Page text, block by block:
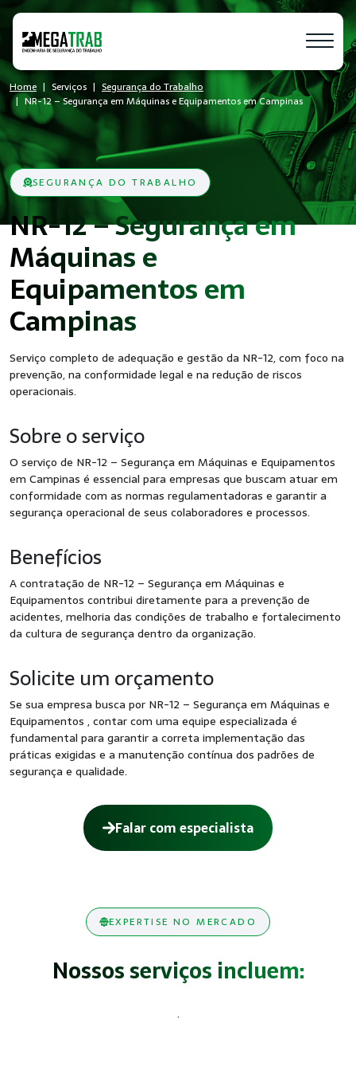
Home Serviços
Segurança do Trabalho
NR-12 – Segurança em Máquinas e Equipamentos em Campinas
SEGURANÇA DO TRABALHO
NR-12 – Segurança em
Máquinas e
Equipamentos em
Campinas
Serviço completo de adequação e gestão da NR-12, com foco na
prevenção, na conformidade legal e na redução de riscos
operacionais.
Sobre o serviço
O serviço de NR-12 – Segurança em Máquinas e Equipamentos
em Campinas é essencial para empresas que buscam atuar em
conformidade com as normas regulamentadoras e garantir a
segurança operacional de seus colaboradores e processos.
Benefícios
A contratação de NR-12 – Segurança em Máquinas e
Equipamentos contribui diretamente para a prevenção de
acidentes, melhoria das condições de trabalho e fortalecimento
da cultura de segurança dentro da organização.
Solicite um orçamento
Se sua empresa busca por NR-12 – Segurança em Máquinas e
Equipamentos , contar com uma equipe especializada é
fundamental para garantir a correta implementação das
práticas exigidas e a manutenção contínua dos padrões de
segurança e qualidade.
Falar com especialista
EXPERTISE NO MERCADO
Nossos serviços incluem:
.